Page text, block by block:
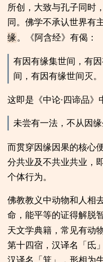
所创，大致与孔子同时
同。佛学不承认世界有
缘。《阿含经》有偈：
有因有缘集世间，有
间，有因有缘世间灭。
这即是《中论·四谛品》
未尝有一法，不从因缘
而贯穿因缘因果的核心
分共业及不共业共业，
个体行为。
佛教教义中动物和人相
命，能平等的证得解脱
天文学典籍，常见有动
第十四宿，汉译名「氐
汉译名「箕」，形相为